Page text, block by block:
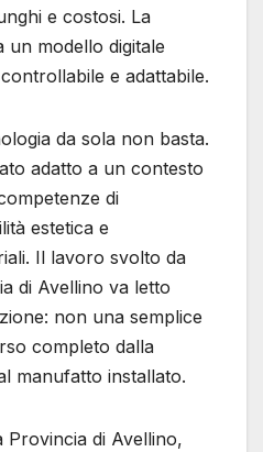
e costosi. La
un modello digitale
e adattabile.
da sola non basta.
adatto a un contesto
di
estetica e
Il lavoro svolto da
di Avellino va letto
non una semplice
completo dalla
manufatto installato.
Provincia di Avellino,